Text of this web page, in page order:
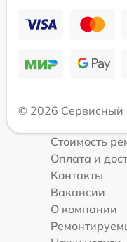
© 2026 Сервисный
Стоимость
Оплата и
Контакты
Вакансии
О компании